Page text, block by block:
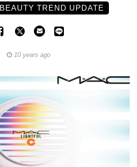
BEAUTY TREND UPDATE
10 years ago